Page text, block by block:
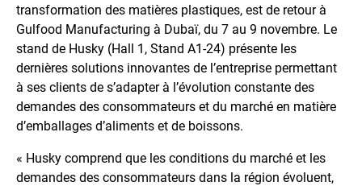
transformation des matières plastiques, est de retour à
Gulfood Manufacturing à Dubaï, du 7 au 9 novembre. Le
stand de Husky (Hall 1, Stand A1-24) présente les
dernières solutions innovantes de l’entreprise permettant
à ses clients de s’adapter à l’évolution constante des
demandes des consommateurs et du marché en matière
d’emballages d’aliments et de boissons.
« Husky comprend que les conditions du marché et les
demandes des consommateurs dans la région évoluent,